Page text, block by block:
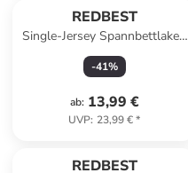
REDBEST
Single-Jersey Spannbettlaken
Pittsburgh in grau
-41%
ab: 13,99 €
UVP: 23,99 €*
REDBEST